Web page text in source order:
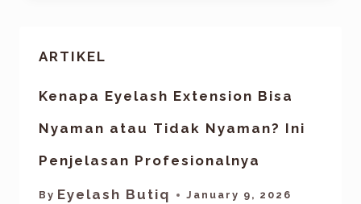
ARTIKEL
Kenapa Eyelash Extension Bisa
Nyaman atau Tidak Nyaman? Ini
Penjelasan Profesionalnya
By Eyelash Butiq January 9, 2026